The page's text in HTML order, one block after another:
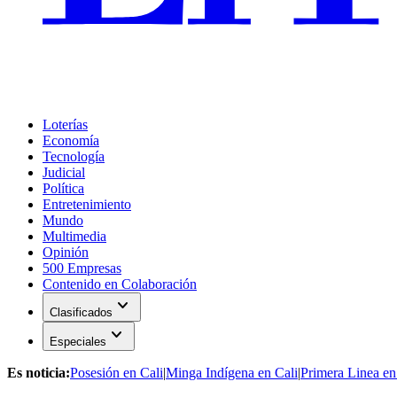
Loterías
Economía
Tecnología
Judicial
Política
Entretenimiento
Mundo
Multimedia
Opinión
500 Empresas
Contenido en Colaboración
Clasificados expand_more
Especiales expand_more
Es noticia:Posesión en Cali|Minga Indígena en Cali|Primera Linea